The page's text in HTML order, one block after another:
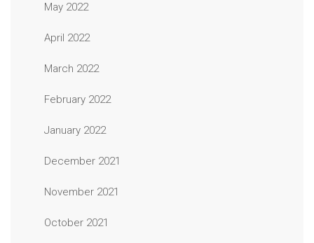
May 2022
April 2022
March 2022
February 2022
January 2022
December 2021
November 2021
October 2021